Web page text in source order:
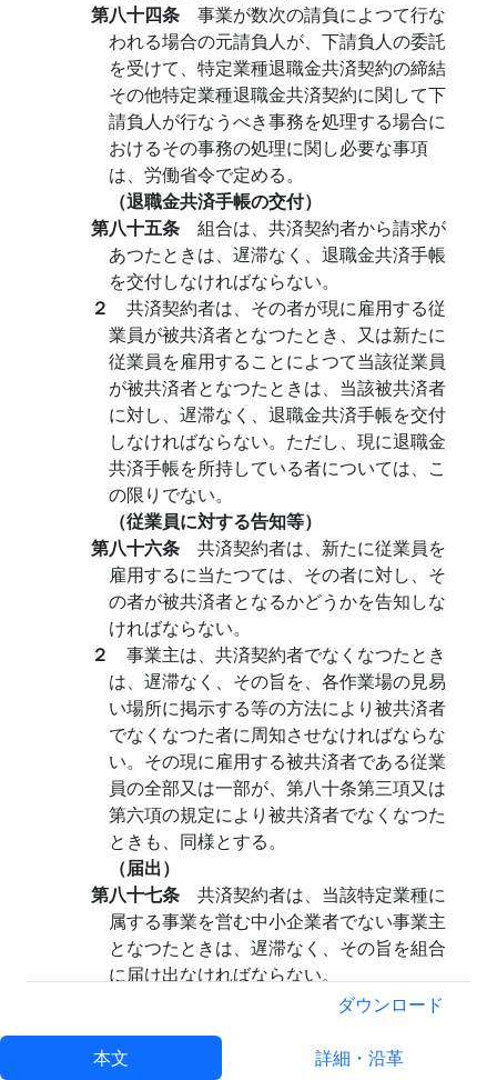
第八十四条 事業が数次の請負によつて行な
われる場合の元請負人が、下請負人の委託
を受けて、特定業種退職金共済契約の締結
その他特定業種退職金共済契約に関して下
請負人が行なうべき事務を処理する場合に
おけるその事務の処理に関し必要な事項
は、労働省令で定める。
（退職金共済手帳の交付）
第八十五条 組合は、共済契約者から請求が
あつたときは、遅滞なく、退職金共済手帳
を交付しなければならない。
２ 共済契約者は、その者が現に雇用する従
業員が被共済者となつたとき、又は新たに
従業員を雇用することによつて当該従業員
が被共済者となつたときは、当該被共済者
に対し、遅滞なく、退職金共済手帳を交付
しなければならない。ただし、現に退職金
共済手帳を所持している者については、こ
の限りでない。
（従業員に対する告知等）
第八十六条 共済契約者は、新たに従業員を
雇用するに当たつては、その者に対し、そ
の者が被共済者となるかどうかを告知しな
ければならない。
２ 事業主は、共済契約者でなくなつたとき
は、遅滞なく、その旨を、各作業場の見易
い場所に掲示する等の方法により被共済者
でなくなつた者に周知させなければならな
い。その現に雇用する被共済者である従業
員の全部又は一部が、第八十条第三項又は
第六項の規定により被共済者でなくなつた
ときも、同様とする。
（届出）
第八十七条 共済契約者は、当該特定業種に
属する事業を営む中小企業者でない事業主
となつたときは、遅滞なく、その旨を組合
に届け出なければならない。
第四項、第十条第三項、第十一条、第十二
ダウンロード
本文 詳細・沿革